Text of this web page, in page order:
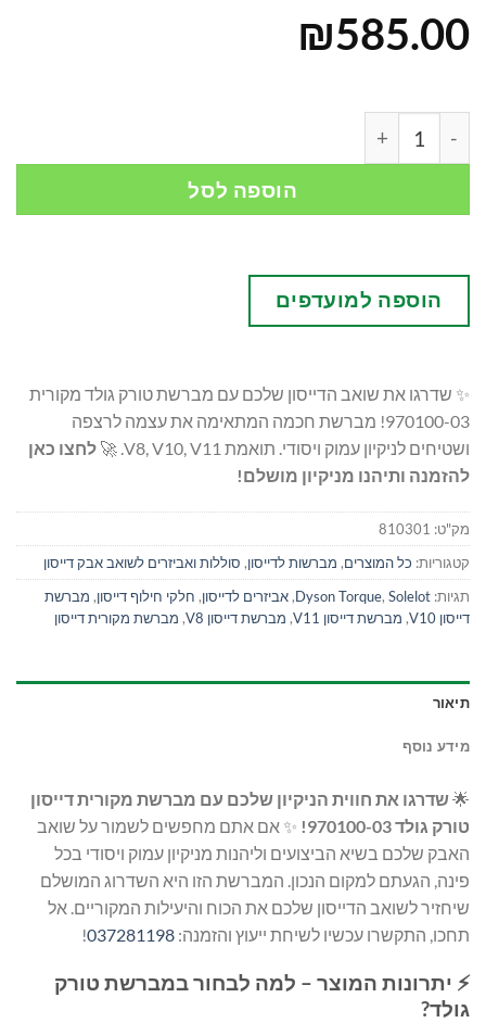
₪585.00
הוספה לסל
הוספה למועדפים
✨ שדרגו את שואב הדייסון שלכם עם מברשת טורק גולד מקורית
970100-03! מברשת חכמה המתאימה את עצמה לרצפה
ושטיחים לניקיון עמוק ויסודי. תואמת V8, V10, V11. 🚀
לחצו כאן
להזמנה ותיהנו מניקיון מושלם!
מק"ט: 810301
קטגוריות: כל המוצרים, מברשות לדייסון, סוללות ואביזרים לשואב אבק דייסון
תגיות:
Dyson Torque, Solelot
,אביזרים לדייסון, חלקי חילוף דייסון, מברשת
דייסון V10
, מברשת דייסון V11 , מברשת דייסון V8 , מברשת מקורית דייסון
תיאור
מידע נוסף
🌟שדרגו את חווית הניקיון שלכם עם מברשת מקורית דייסון
טורק גולד 970100-03!
✨ אם אתם מחפשים לשמור על שואב
האבק שלכם בשיא הביצועים וליהנות מניקיון עמוק ויסודי בכל
פינה, הגעתם למקום הנכון. המברשת הזו היא השדרוג המושלם
שיחזיר לשואב הדייסון שלכם את הכוח והיעילות המקוריים. אל
תחכו, התקשרו עכשיו לשיחת ייעוץ והזמנה: 037281198
!
⚡ יתרונות המוצר – למה לבחור במברשת טורק
גולד?